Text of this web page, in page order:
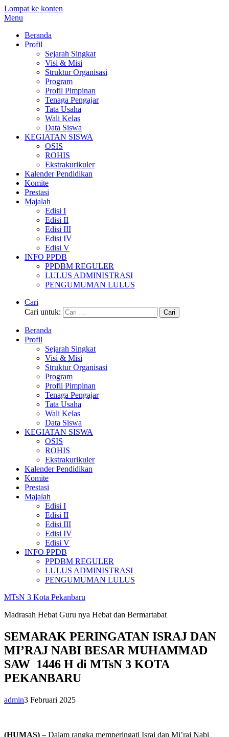
Lompat ke konten
Menu
Beranda
Profil
Sejarah Singkat
Visi & Misi
Struktur Organisasi
Program
Profil Pimpinan
Tenaga Pengajar
Tata Usaha
Wali Kelas
Data Siswa
KEGIATAN SISWA
OSIS
ROHIS
Ekstrakurikuler
Kalender Pendidikan
Komite
Prestasi
Majalah
Edisi I
Edisi II
Edisi III
Edisi IV
Edisi V
INFO PPDB
PPDBM REGULER
LULUS ADMINISTRASI
PENGUMUMAN LULUS
Cari
Cari untuk:
Beranda
Profil
Sejarah Singkat
Visi & Misi
Struktur Organisasi
Program
Profil Pimpinan
Tenaga Pengajar
Tata Usaha
Wali Kelas
Data Siswa
KEGIATAN SISWA
OSIS
ROHIS
Ekstrakurikuler
Kalender Pendidikan
Komite
Prestasi
Majalah
Edisi I
Edisi II
Edisi III
Edisi IV
Edisi V
INFO PPDB
PPDBM REGULER
LULUS ADMINISTRASI
PENGUMUMAN LULUS
MTsN 3 Kota Pekanbaru
Madrasah Hebat Guru nya Hebat dan Bermartabat
SEMARAK PERINGATAN ISRAJ DAN
MI’RAJ NABI BESAR MUHAMMAD
SAW 1446 H di MTsN 3 KOTA
PEKANBARU
admin3 Februari 2025
(HUMAS) –Dalam rangka memperingati Israj dan Mi’raj Nabi